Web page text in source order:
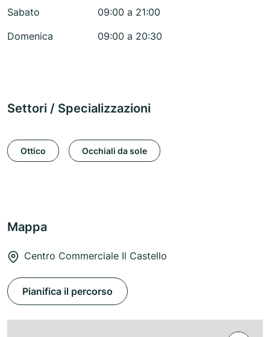
Sabato
09:00 a 21:00
Domenica
09:00 a 20:30
Settori / Specializzazioni
Ottico Occhiali da sole
Mappa
Centro Commerciale Il Castello
Pianifica il percorso